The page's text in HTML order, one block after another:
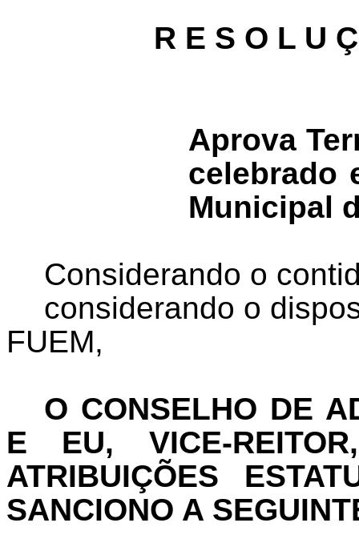
R E S O L U
Aprova
celebrado
Municipal
Considerando o
considerando o
FUEM,
O CONSELHO DE
E EU, VICE-
ATRIBUIÇÕES
SANCIONO A